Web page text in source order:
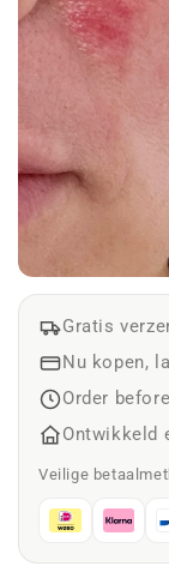
Gratis
Nu kopen,
Order
Ontwikkeld
Veilige